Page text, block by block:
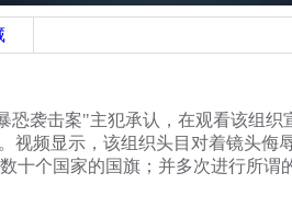
袭击案"主犯承认，在观看该组织
视频显示，该组织头目对着镜头侮
十个国家的国旗；并多次进行所谓